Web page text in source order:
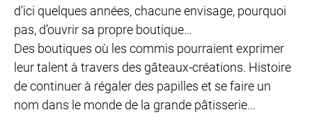
d’ici quelques années, chacune envisage, pourquoi
pas, d’ouvrir sa propre boutique…
Des boutiques où les commis pourraient exprimer
leur talent à travers des gâteaux-créations. Histoire
de continuer à régaler des papilles et se faire un
nom dans le monde de la grande pâtisserie...